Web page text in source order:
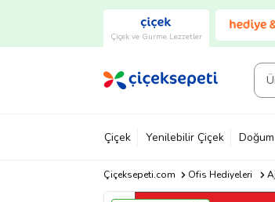
Çiçek ve Gurme Lezzetler
Çiçek Yenilebilir Çiçek
Çiçeksepeti.com Ofis Hediyeleri